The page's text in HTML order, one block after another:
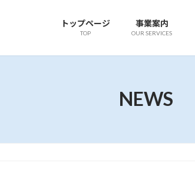
トップページ
TOP
事業案内
OUR SERVICES
NEWS